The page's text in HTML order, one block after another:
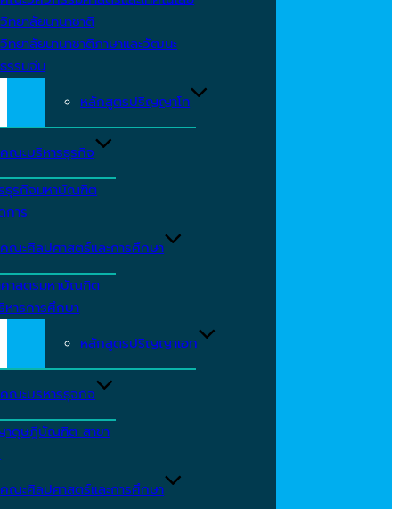
วิทยาลัยนานาชาติ
วิทยาลัยนานาชาติภาษาและวัฒนะ
ธรรมจีน
หลักสูตรปริญญาโท
คณะบริหารธุรกิจ
ธุรกิจมหาบัณฑิต
การ
คณะศิลปศาสตร์และการศึกษา
าสตรมหาบัณฑิต
หารการศึกษา
หลักสูตรปริญญาเอก
คณะบริหารธุจกิจ
ดุษฎีบัณฑิต สาขา
คณะศิลปศาสตร์และการศึกษา